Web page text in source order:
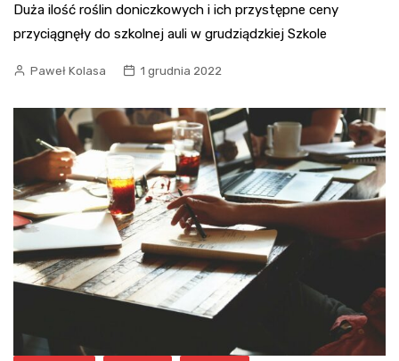
Duża ilość roślin doniczkowych i ich przystępne ceny
przyciągnęły do szkolnej auli w grudziądzkiej Szkole
Paweł Kolasa 1 grudnia 2022